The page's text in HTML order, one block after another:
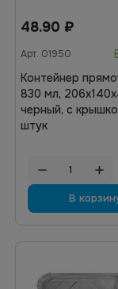
48.90 ₽
Арт. 01950
Контейнер
830 мл,
черный, с
штук
В